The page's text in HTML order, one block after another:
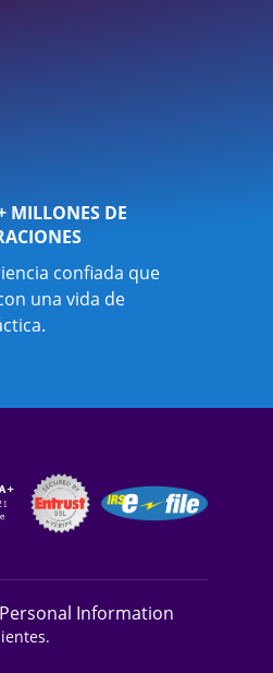
MILLONES DE
confiada que
una vida de
Information